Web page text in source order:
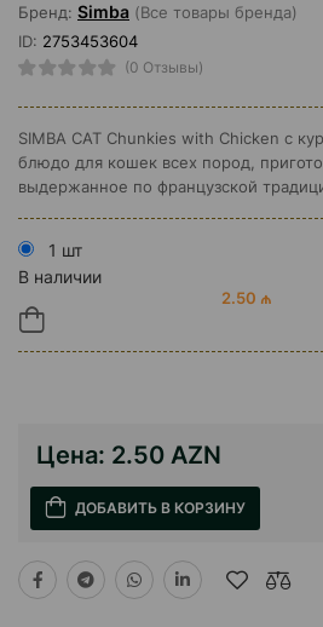
Бренд: Simba (Все товары бренда)
ID: 2753453604
(0 Отзывы)
SIMBA CAT Chunkies with Chicken с
блюдо для кошек всех пород,
выдержанное по французской
1 шт
В наличии
2.50 ₼
Цена: 2.50 AZN
ДОБАВИТЬ В КОРЗИНУ